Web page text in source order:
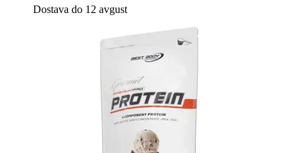
Dostava do 12 avgust